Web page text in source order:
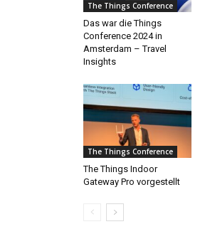
The Things Conference
Das war die Things
Conference 2024 in
Amsterdam – Travel
Insights
The Things Conference
The Things Indoor
Gateway Pro vorgestellt